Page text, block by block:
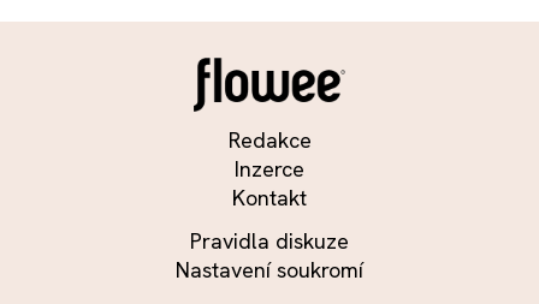
Redakce
Inzerce
Kontakt
Pravidla diskuze
Nastavení soukromí